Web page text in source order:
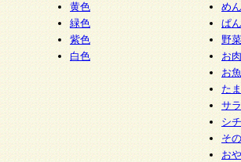
黄色
緑色
紫色
白色
めん
ぱん
野
お
お
た
サ
シ
そ
お